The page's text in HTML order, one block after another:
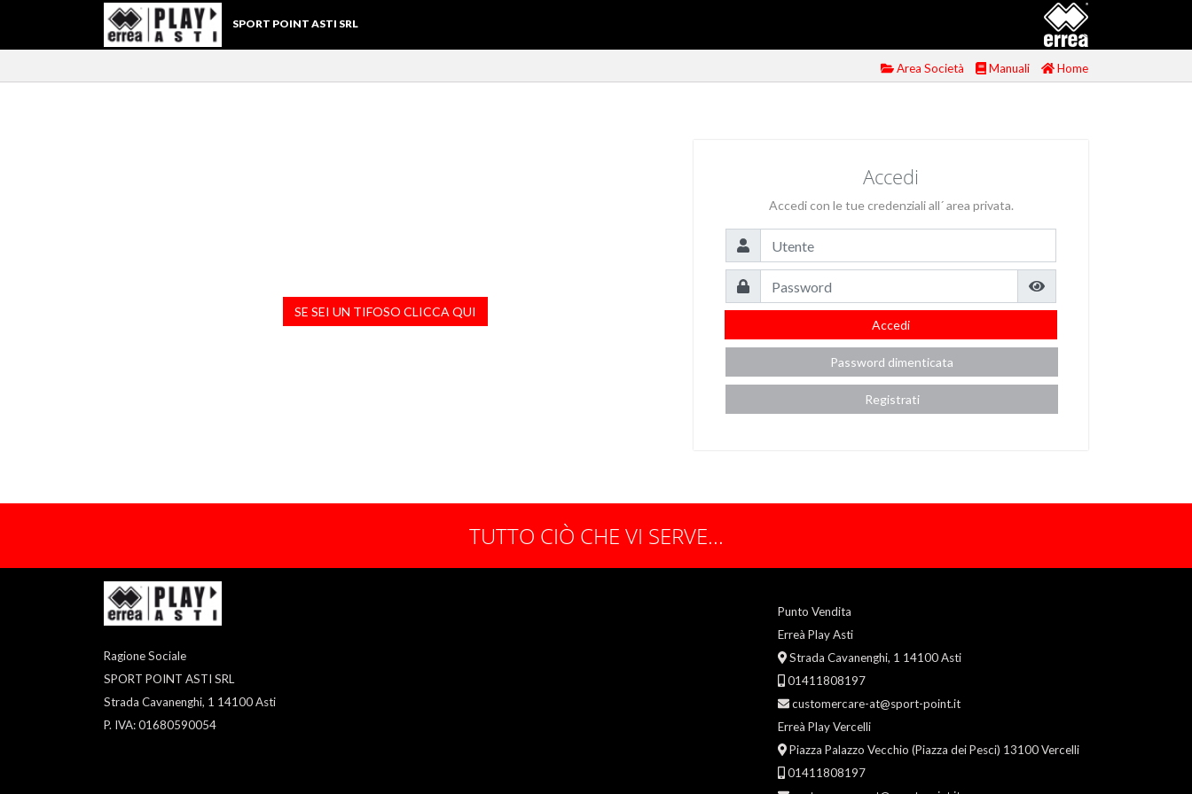
SPORT POINT ASTI SRL
Area Società Manuali Home
SE SEI UN TIFOSO CLICCA QUI
Accedi
Accedi con le tue credenziali all´ area privata.
Accedi
Password dimenticata
Registrati
TUTTO CIÒ CHE VI SERVE...
Ragione Sociale
SPORT POINT ASTI SRL
Strada Cavanenghi, 1 14100 Asti
P. IVA: 01680590054
Punto Vendita
Erreà Play Asti
Strada Cavanenghi, 1 14100 Asti
01411808197
customercare-at@sport-point.it
Erreà Play Vercelli
Piazza Palazzo Vecchio (Piazza dei Pesci) 13100 Vercelli
01411808197